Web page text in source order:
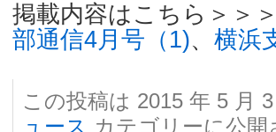
掲載内容はこちら＞＞
部通信4月号（1)、 横浜
この投稿は 2015 年 5 月
ュース カテゴリーに公